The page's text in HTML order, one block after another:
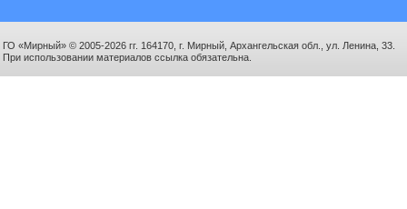
ГО «Мирный» © 2005-2026 гг. 164170, г. Мирный, Архангельская обл., ул. Ленина, 33.
При использовании материалов ссылка обязательна.